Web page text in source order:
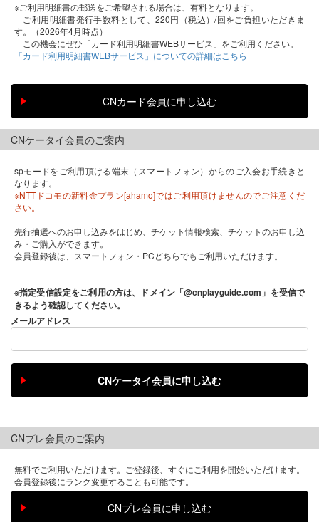
※ご利用明細書の郵送をご希望される場合は、有料となります。
ご利用明細書発行手数料として、220円（税込）/回をご負担いただきま
す。（2026年4月時点）
この機会にぜひ「カード利用明細書WEBサービス」をご利用ください。
「カード利用明細書WEBサービス」についての詳細はこちら
CNケータイ会員のご案内
spモードをご利用頂ける端末（スマートフォン）からのご入会お手続きと
なります。
※NTTドコモの新料金プラン[ahamo]ではご利用頂けませんのでご注意くだ
さい。
先行抽選へのお申し込みをはじめ、チケット情報検索、チケットのお申し込
み・ご購入ができます。
会員登録後は、スマートフォン・PCどちらでもご利用いただけます。
※指定受信設定をご利用の方は、ドメイン「@cnplayguide.com」を受信で
きるよう確認してください。
メールアドレス
CNプレ会員のご案内
無料でご利用いただけます。ご登録後、すぐにご利用を開始いただけます。
会員登録後にランク変更することも可能です。